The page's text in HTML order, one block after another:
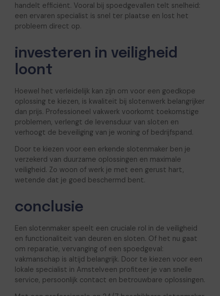
handelt efficiënt. Vooral bij spoedgevallen telt snelheid:
een ervaren specialist is snel ter plaatse en lost het
probleem direct op.
investeren in veiligheid
loont
Hoewel het verleidelijk kan zijn om voor een goedkope
oplossing te kiezen, is kwaliteit bij slotenwerk belangrijker
dan prijs. Professioneel vakwerk voorkomt toekomstige
problemen, verlengt de levensduur van sloten en
verhoogt de beveiliging van je woning of bedrijfspand.
Door te kiezen voor een erkende slotenmaker ben je
verzekerd van duurzame oplossingen en maximale
veiligheid. Zo woon of werk je met een gerust hart,
wetende dat je goed beschermd bent.
conclusie
Een slotenmaker speelt een cruciale rol in de veiligheid
en functionaliteit van deuren en sloten. Of het nu gaat
om reparatie, vervanging of een spoedgeval:
vakmanschap is altijd belangrijk. Door te kiezen voor een
lokale specialist in Amstelveen profiteer je van snelle
service, persoonlijk contact en betrouwbare oplossingen.